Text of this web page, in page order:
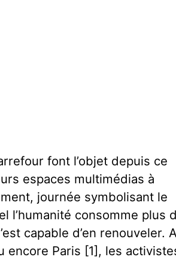
font l’objet depuis ce
espaces multimédias à
journée symbolisant le
l’humanité consomme plus
capable d’en renouveler. A
encore Paris [1], les